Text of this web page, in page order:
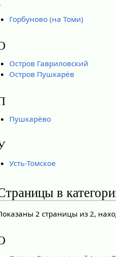
Горбуново (на Томи)
Остров Гавриловский
Остров Пушкарёв
Пушкарёво
Усть-Томское
в
2 страницы из 2,